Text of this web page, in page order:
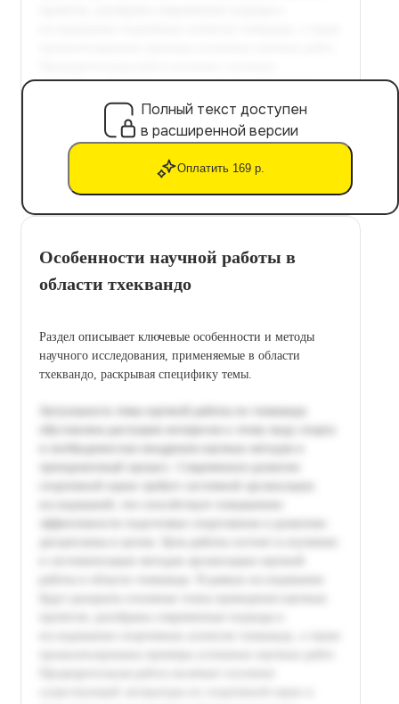
Полный текст доступен
в расширенной версии
Оплатить 169 р.
Особенности научной работы в
области тхеквандо
Раздел описывает ключевые особенности и методы
научного исследования, применяемые в области
тхеквандо, раскрывая специфику темы.